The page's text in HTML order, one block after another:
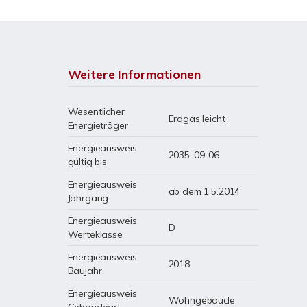
Weitere Informationen
Wesentlicher
Energieträger
Erdgas leicht
Energieausweis
gültig bis
2035-09-06
Energieausweis
Jahrgang
ab dem 1.5.2014
Energieausweis
Werteklasse
D
Energieausweis
Baujahr
2018
Energieausweis
Wohngebäude